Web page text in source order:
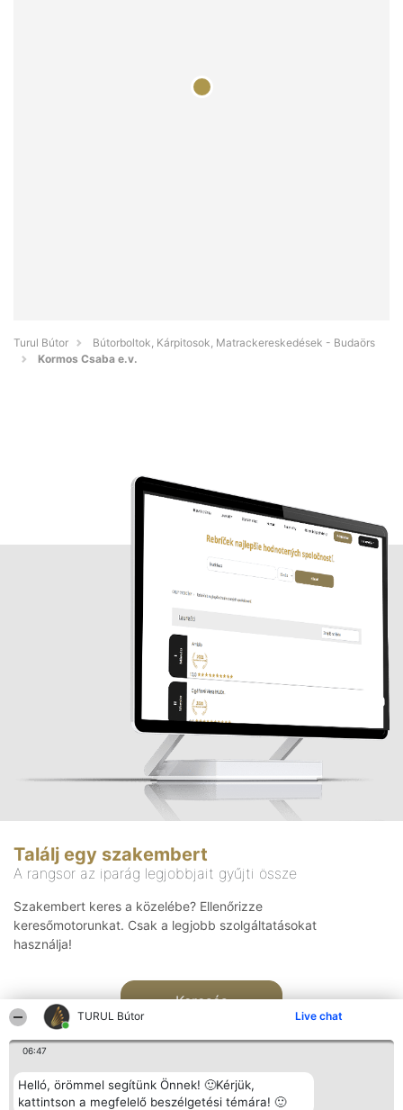
TURUL Bútor Live chat
06:47
Helló, örömmel segítünk Önnek! 🙂Kérjük,
kattintson a megfelelő beszélgetési témára! 🙂
Turul Bútor
Bútorboltok, Kárpitosok, Matrackereskedések - Budaörs
Kormos Csaba e.v.
Találj egy szakembert
A rangsor az iparág legjobbjait gyűjti össze
Szakembert keres a közelébe? Ellenőrizze
keresőmotorunkat. Csak a legjobb szolgáltatásokat
használja!
Keresés